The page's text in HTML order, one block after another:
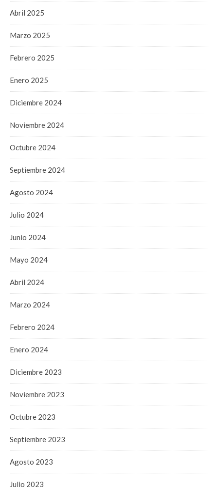
Abril 2025
Marzo 2025
Febrero 2025
Enero 2025
Diciembre 2024
Noviembre 2024
Octubre 2024
Septiembre 2024
Agosto 2024
Julio 2024
Junio 2024
Mayo 2024
Abril 2024
Marzo 2024
Febrero 2024
Enero 2024
Diciembre 2023
Noviembre 2023
Octubre 2023
Septiembre 2023
Agosto 2023
Julio 2023